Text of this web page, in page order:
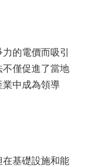
的電價而吸引
僅促進了當地
中成為領導
基礎設施和能